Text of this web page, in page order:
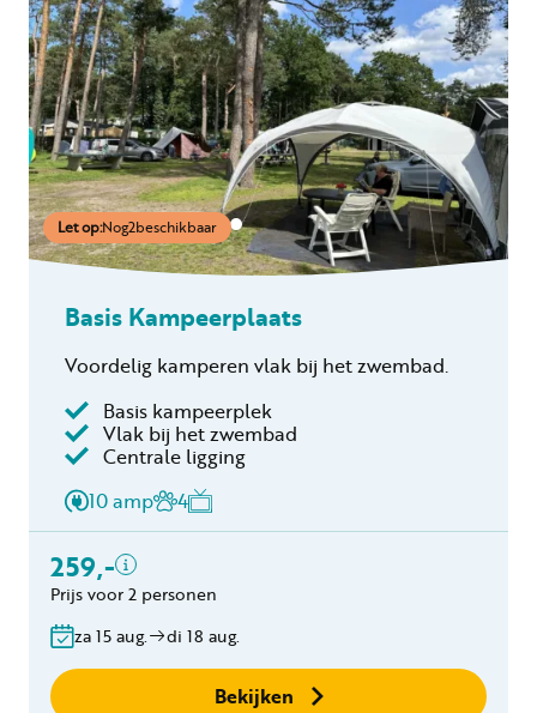
Let op:Nog2beschikbaar
Basis Kampeerplaats
Voordelig kamperen vlak bij het zwembad.
Basis kampeerplek
Vlak bij het zwembad
Centrale ligging
10 amp
4
259,-
Inclusief
Geen boekingskosten
Prijs voor 2 personen
za 15 aug. di 18 aug.
Bekijken